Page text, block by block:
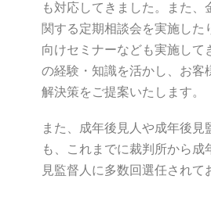
も対応してきました。また、
関する定期相談会を実施した
向けセミナーなども実施して
の経験・知識を活かし、お客
解決策をご提案いたします。
また、成年後見人や成年後見
も、これまでに裁判所から成
見監督人に多数回選任されて